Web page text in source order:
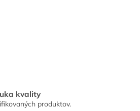
kvality
produktov.